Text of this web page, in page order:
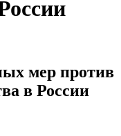
мер против
в России